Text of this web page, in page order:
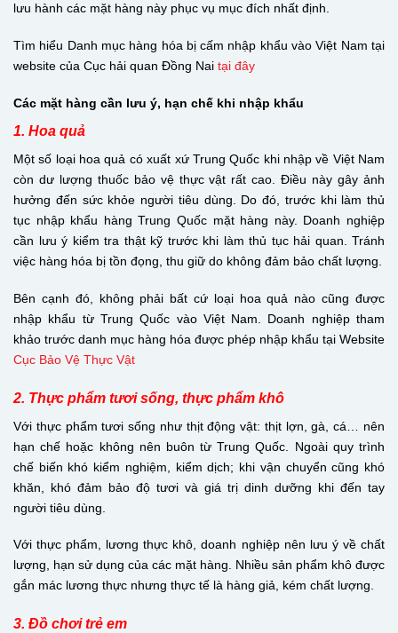
lưu hành các mặt hàng này phục vụ mục đích nhất định.
Tìm hiểu Danh mục hàng hóa bị cấm nhập khẩu vào Việt Nam tại
website của Cục hải quan Đồng Nai tại đây
Các mặt hàng cần lưu ý, hạn chế khi nhập khẩu
1. Hoa quả
Một số loại hoa quả có xuất xứ Trung Quốc khi nhập về Việt Nam
còn dư lượng thuốc bảo vệ thực vật rất cao. Điều này gây ảnh
hưởng đến sức khỏe người tiêu dùng. Do đó, trước khi làm thủ
tục nhập khẩu hàng Trung Quốc mặt hàng này. Doanh nghiệp
cần lưu ý kiểm tra thật kỹ trước khi làm thủ tục hải quan. Tránh
việc hàng hóa bị tồn đọng, thu giữ do không đảm bảo chất lượng.
Bên cạnh đó, không phải bất cứ loại hoa quả nào cũng được
nhập khẩu từ Trung Quốc vào Việt Nam. Doanh nghiệp tham
khảo trước danh mục hàng hóa được phép nhập khẩu tại Website
Cục Bảo Vệ Thực Vật
2. Thực phẩm tươi sống, thực phẩm khô
Với thực phẩm tươi sống như thịt động vật: thịt lợn, gà, cá… nên
hạn chế hoặc không nên buôn từ Trung Quốc. Ngoài quy trình
chế biến khó kiểm nghiệm, kiểm dịch; khi vận chuyển cũng khó
khăn, khó đảm bảo độ tươi và giá trị dinh dưỡng khi đến tay
người tiêu dùng.
Với thực phẩm, lương thực khô, doanh nghiệp nên lưu ý về chất
lượng, hạn sử dụng của các mặt hàng. Nhiều sản phẩm khô được
gắn mác lương thực nhưng thực tế là hàng giả, kém chất lượng.
3. Đồ chơi trẻ em